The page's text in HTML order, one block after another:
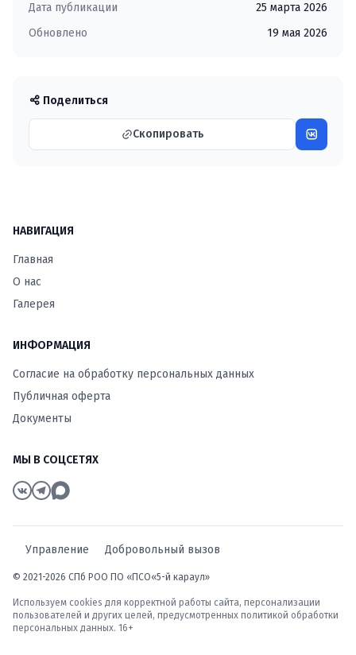
Дата публикации
25 марта 2026
Обновлено
19 мая 2026
Поделиться
Скопировать
НАВИГАЦИЯ
Главная
О нас
Галерея
ИНФОРМАЦИЯ
Согласие на обработку персональных данных
Публичная оферта
Документы
МЫ В СОЦСЕТЯХ
Управление Добровольный вызов
© 2021-2026 СПб РОО ПО «ПСО«5-й караул»
Используем cookies для корректной работы сайта, персонализации
пользователей и других целей, предусмотренных политикой обработки
персональных данных. 16+